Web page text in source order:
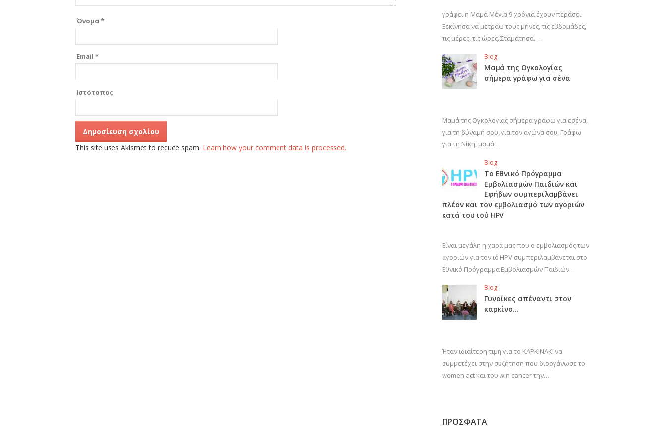
Όνομα*
Email *
Ιστότοπος
This site uses Akismet to reduce spam. Learn how your comment data is processed.
γράφει η Μαμά Μένια 9 χρόνια έχουν περάσει.
Ξεκίνησα να μετράω τους μήνες, τις εβδομάδες,
τις μέρες, τις ώρες. Σταμάτησα.…
Blog
Μαμά της Ογκολογίας
σήμερα γράφω για σένα
Μαμά της Ογκολογίας σήμερα γράφω για εσένα,
για τη δύναμή σου, για τον αγώνα σου. Γράφω
για τη Νίκη, μαμά…
Blog
Το Εθνικό Πρόγραμμα
Εμβολιασμών Παιδιών και
Εφήβων συμπεριλαμβάνει
πλέον και τον εμβολιασμό των αγοριών
κατά του ιού HPV
Είναι μεγάλη η χαρά μας που ο εμβολιασμός των
αγοριών για τον ιό HPV συμπεριλαμβάνεται στο
Εθνικό Πρόγραμμα Εμβολιασμών Παιδιών…
Blog
Γυναίκες απέναντι στον
καρκίνο…
Ήταν ιδιαίτερη τιμή για το ΚΑΡΚΙΝΑΚΙ να
συμμετέχει στην συζήτηση που διοργάνωσε το
women act και του win cancer την…
ΠΡΟΣΦΑΤΑ